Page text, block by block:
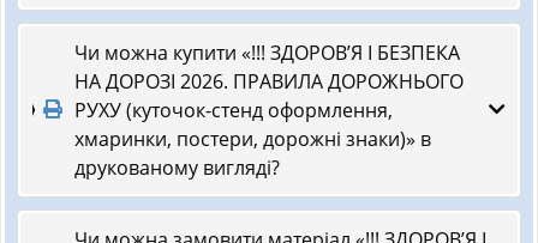
Чи можна купити «!!! ЗДОРОВ’Я І БЕЗПЕКА
НА ДОРОЗІ 2026. ПРАВИЛА ДОРОЖНЬОГО
РУХУ (куточок-стенд оформлення,
хмаринки, постери, дорожні знаки)» в
друкованому вигляді?